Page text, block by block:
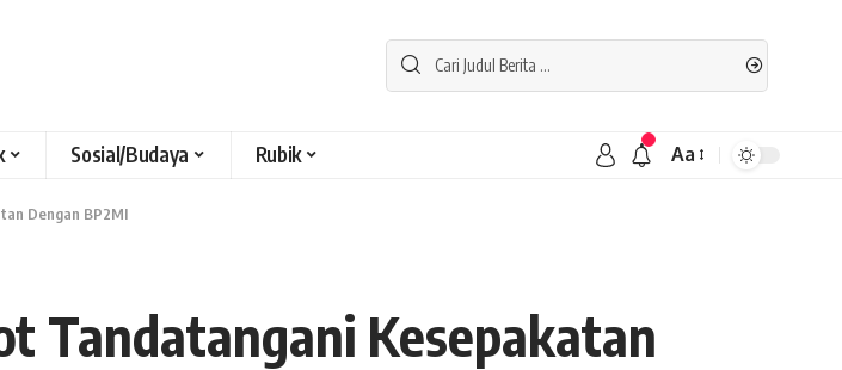
Sosial/Budaya Rubik Aa
Dengan BP2MI
Tandatangani Kesepakatan